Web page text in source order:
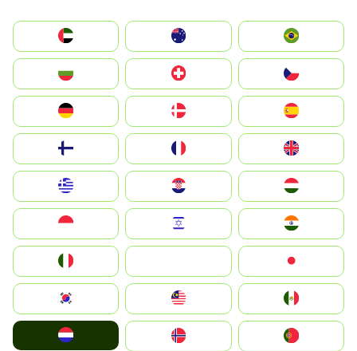
الإمارات العربية المتحدة
Switzerland
Deutschland
United Kingdom
Magyarország
South Korea